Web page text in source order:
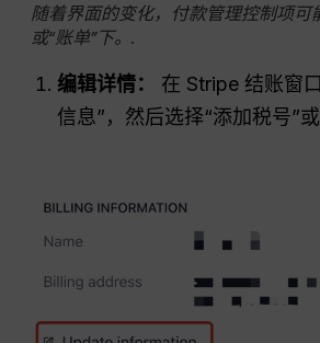
随着界面的变化，付款管理控制项可
或“账单”下。.
编辑详情：
在 Stripe 结账窗
信息”，然后选择“添加税号”